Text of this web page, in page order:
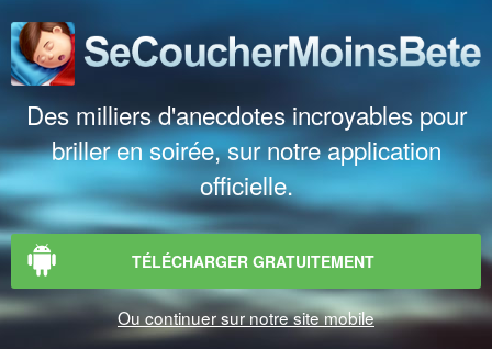
Des milliers d'anecdotes incroyables pour
briller en soirée, sur notre application
officielle.
TÉLÉCHARGER GRATUITEMENT
Ou continuer sur notre site mobile